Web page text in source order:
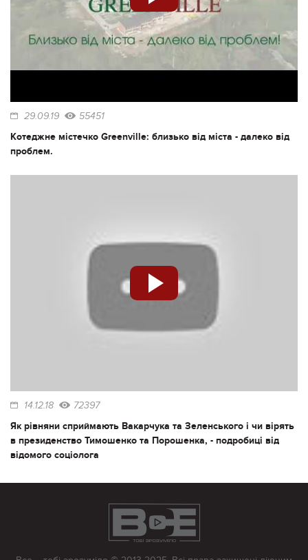
29.09.19 55451
Котеджне містечко Greenville: близько від міста - далеко від
проблем.
14.12.18 72397
Як рівняни сприймають Вакарчука та Зеленського і чи вірять
в президенство Тимошенко та Порошенка, - подробиці від
відомого соціолога